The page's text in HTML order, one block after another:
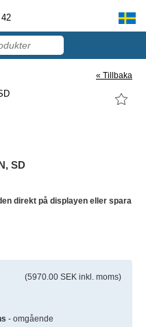
42
« Tillbaka
SD
direkt på displayen eller spara
(5970.00 SEK inkl. moms)
- omgående